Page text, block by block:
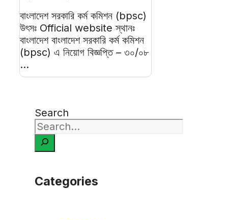
বাংলাদেশ সরকারি কর্ম কমিশন (bpsc)
উৎসঃ Official website স্থানঃ
বাংলাদেশ বাংলাদেশ সরকারি কর্ম কমিশন
(bpsc) এ নিয়োগ বিজ্ঞপ্তি – ৩০/০৮
...
Search
Categories